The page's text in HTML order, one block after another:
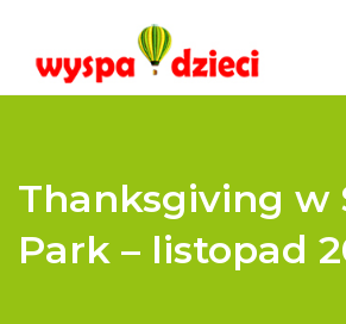
Thanksgiving w
Park – listopad